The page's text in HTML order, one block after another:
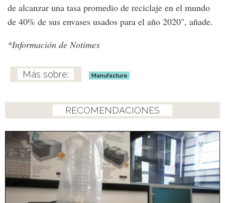
de alcanzar una tasa promedio de reciclaje en el mundo
de 40% de sus envases usados para el año 2020", añade.
*Información de Notimex
Manufactura
RECOMENDACIONES